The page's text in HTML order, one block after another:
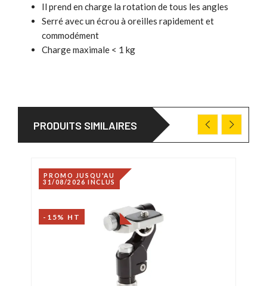
Il prend en charge la rotation de tous les angles
Serré avec un écrou à oreilles rapidement et
commodément
Charge maximale < 1 kg
PRODUITS SIMILAIRES
PROMO JUSQU'AU
31/08/2026 INCLUS
-15% HT